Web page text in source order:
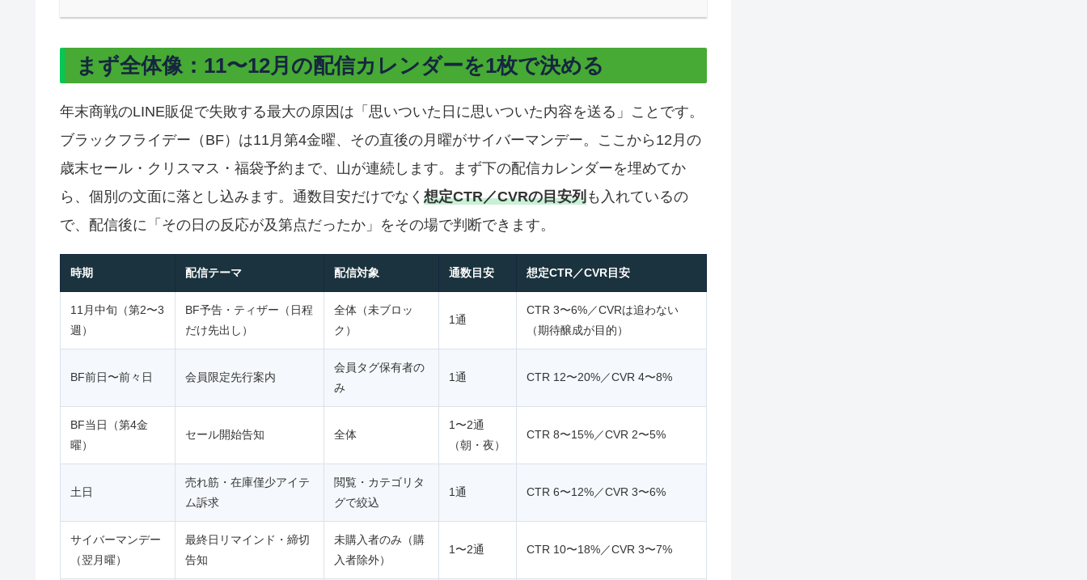
まず全体像：11〜12月の配信カレンダーを1枚で決める
年末商戦のLINE販促で失敗する最大の原因は「思いついた日に思いついた内容を送る」ことです。
ブラックフライデー（BF）は11月第4金曜、その直後の月曜がサイバーマンデー。ここから12月の
歳末セール・クリスマス・福袋予約まで、山が連続します。まず下の配信カレンダーを埋めてか
ら、個別の文面に落とし込みます。通数目安だけでなく 想定CTR／CVRの目安列も入れているの
で、配信後に「その日の反応が及第点だったか」をその場で判断できます。
時期 配信テーマ 配信対象 通数目安 想定CTR／CVR目安
11月中旬（第2〜3
週）
BF予告・ティザー（日程
だけ先出し）
全体（未ブロッ
ク）
1通
CTR 3〜6%／CVRは追わない
（期待醸成が目的）
BF前日〜前々日 会員限定先行案内
会員タグ保有者の
み
1通 CTR 12〜20%／CVR 4〜8%
BF当日（第4金
曜）
セール開始告知 全体
1〜2通
（朝・夜）
CTR 8〜15%／CVR 2〜5%
土日
売れ筋・在庫僅少アイテ
ム訴求
閲覧・カテゴリタ
グで絞込
1通 CTR 6〜12%／CVR 3〜6%
サイバーマンデー
（翌月曜）
最終日リマインド・締切
告知
未購入者のみ（購
入者除外）
1〜2通 CTR 10〜18%／CVR 3〜7%